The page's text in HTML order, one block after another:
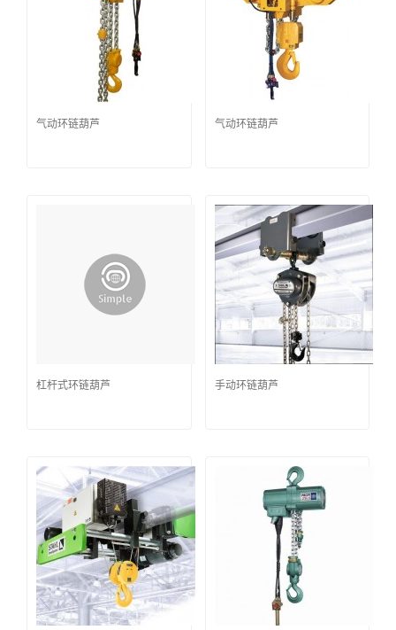
气动环链葫芦 气动环链葫芦
杠杆式环链葫芦 手动环链葫芦